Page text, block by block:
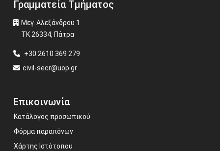
Γραμματεία Τμήματος
Μεγ. Αλεξάνδρου 1
ΤΚ 26334, Πάτρα
+30 2610 369 279
civil-secr@uop.gr
Επικοινωνία
Κατάλογος προσωπικού
Φόρμα παραπόνων
Χάρτης Ιστότοπου